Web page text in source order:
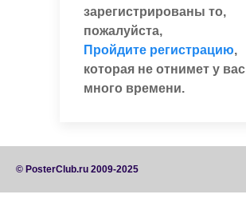
зарегистрированы то,
пожалуйста,
Пройдите регистрацию,
которая не отнимет у вас
много времени.
© PosterClub.ru 2009-2025